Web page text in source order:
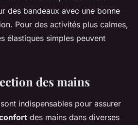
des bandeaux avec une bonne
Pour des activités plus calmes,
élastiques simples peuvent
des mains
sont indispensables pour assurer
des mains dans diverses